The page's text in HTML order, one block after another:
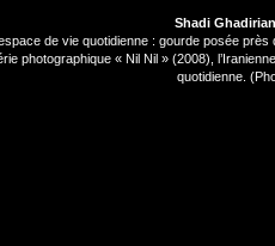
Shadi
de vie quotidienne : gourde posée
photographique « Nil Nil » (2008),
quotidienne.